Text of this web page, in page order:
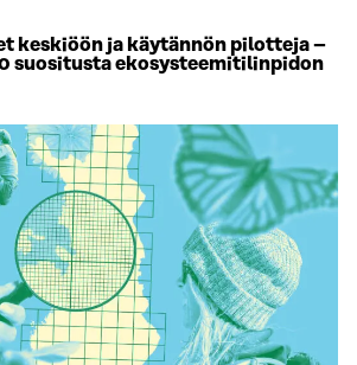
keskiöön ja käytännön pilotteja –
suositusta ekosysteemitilinpidon